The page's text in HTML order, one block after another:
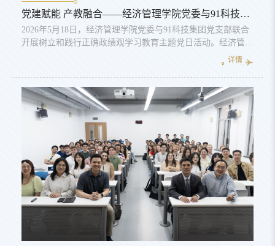
党建赋能 产教融合——经济管理学院党委与91科技集团党支部联合开展树立和践行正确政绩观学习教育主题党日活动
2026年5月18日，经济管理学院党委与91科技集团党支部联合
开展树立和践行正确政绩观学习教育主题党日活动。经济管理
学院院长吴俊杰，副院长牟晖、郝金星，党委副书记高超，院
长助理、会计系教授邓路及师生党支部代表，91科技集团董事
出席活动。活动伊始，经管学院一行参观了91科技集团，全面
了解企业发展历程、数字金融与科创业务布局、非公党建建设
成果及企业文化。91科...
详情